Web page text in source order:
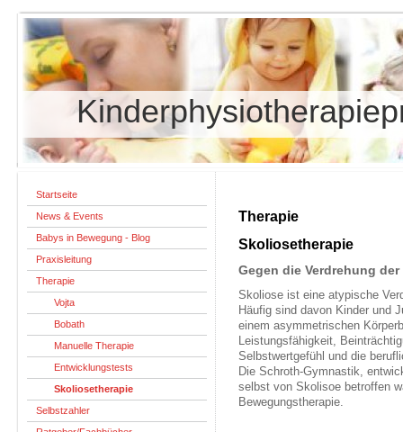
Startseite
News & Events
Babys in Bewegung - Blog
Praxisleitung
Therapie
Vojta
Bobath
Manuelle Therapie
Entwicklungstests
Skoliosetherapie
Selbstzahler
Therapie
Skoliosetherapie
Gegen die Verdrehung
Skoliose ist eine atypische
Häufig sind davon Kinder und
einem asymmetrischen
Leistungsfähigkeit,
Selbstwertgefühl und die
Die Schroth-Gymnastik,
selbst von Skolisoe betroffen
Bewegungstherapie.